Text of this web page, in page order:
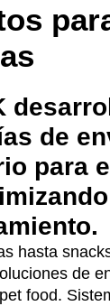
de
para
hasta
de
food.